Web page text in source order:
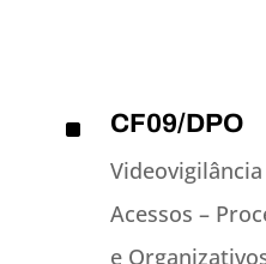
^
CF09/DPO
Acessos –
e